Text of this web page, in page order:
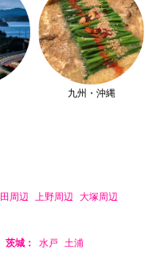
九州・沖縄
周辺 上野周辺 大塚周辺
茨城： 水戸 土浦